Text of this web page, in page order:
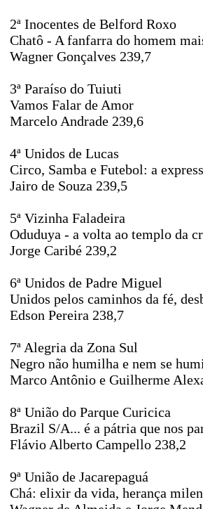
2ª Inocentes de Belford Roxo
Chatô - A fanfarra do homem
Wagner Gonçalves 239,7
3ª Paraíso do Tuiuti
Vamos Falar de Amor
Marcelo Andrade 239,6
4ª Unidos de Lucas
Circo, Samba e Futebol: a
Jairo de Souza 239,5
5ª Vizinha Faladeira
Oduduya - a volta ao templo da
Jorge Caribé 239,2
6ª Unidos de Padre Miguel
Unidos pelos caminhos da fé,
Edson Pereira 238,7
7ª Alegria da Zona Sul
Negro não humilha e nem se
Marco Antônio e Guilherme
8ª União do Parque Curicica
Brazil S/A... é a pátria que nos
Flávio Alberto Campello 238,2
9ª União de Jacarepaguá
Chá: elixir da vida, herança